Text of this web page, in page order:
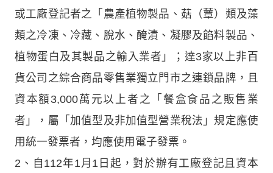
或工廠登記者之「農產植物製品、菇（蕈）類及藻
類之冷凍、冷藏、脫水、醃漬、凝膠及餡料製品、
植物蛋白及其製品之輸入業者」；達3家以上非百
貨公司之綜合商品零售業獨立門市之連鎖品牌，且
資本額3,000萬元以上者之「餐盒食品之販售業
者」，屬「加值型及非加值型營業稅法」規定應使
用統一發票者，均應使用電子發票。
2、自112年1月1日起，對於辦有工廠登記且資本